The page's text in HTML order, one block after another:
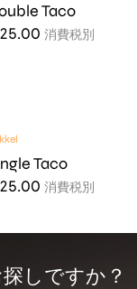
Taco
25.00 消費税別
Taco
25.00 消費税別
しですか？